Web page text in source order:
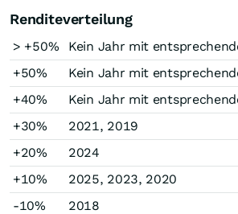
Renditeverteilung
> +50%
Kein Jahr mit
+50%
Kein Jahr mit
+40%
Kein Jahr mit
+30%
2021, 2019
+20%
2024
+10%
2025, 2023, 2020
-10%
2018